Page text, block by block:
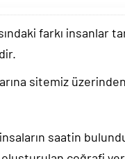
farkı insanlar
sitemiz
saatin